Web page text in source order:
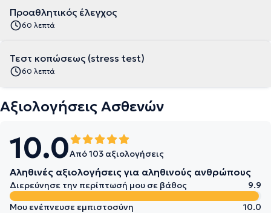
Προαθλητικός έλεγχος
60 λεπτά
Τεστ κοπώσεως (stress test)
60 λεπτά
Αξιολογήσεις Ασθενών
10.0Από 103 αξιολογήσεις
Αληθινές αξιολογήσεις για αληθινούς ανθρώπους
Διερεύνησε την περίπτωσή μου σε βάθος
9.9
Μου ενέπνευσε εμπιστοσύνη
10.0